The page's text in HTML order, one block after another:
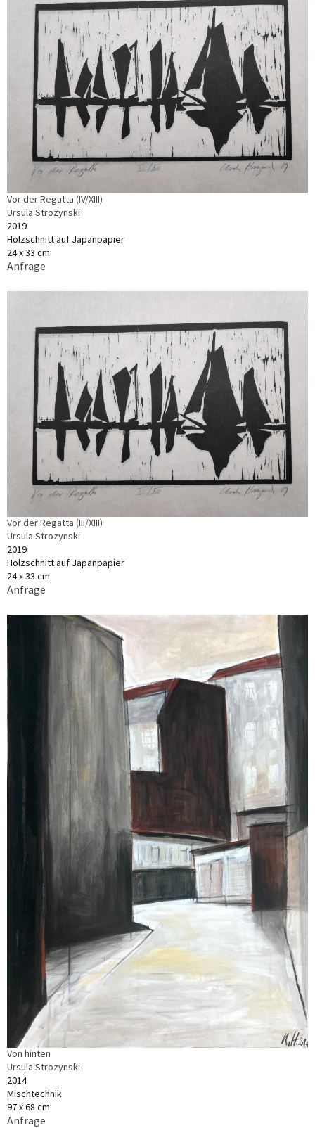
Vor der Regatta (IV/XIII)
Ursula Strozynski
2019
Holzschnitt auf Japanpapier
24 x 33 cm
Anfrage
Vor der Regatta (III/XIII)
Ursula Strozynski
2019
Holzschnitt auf Japanpapier
24 x 33 cm
Anfrage
Von hinten
Ursula Strozynski
2014
Mischtechnik
97 x 68 cm
Anfrage